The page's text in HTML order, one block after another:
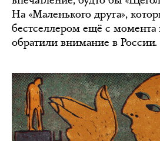
На «Маленького друга»,
бестселлером ещё с момента
обратили внимание в России.